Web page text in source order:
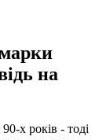
марки
на
х років - тоді